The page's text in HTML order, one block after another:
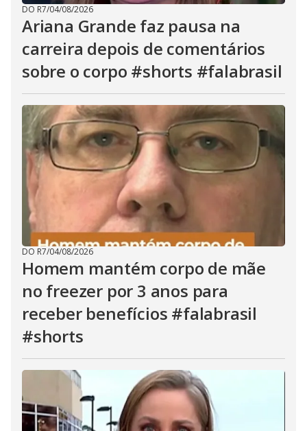
DO R7/04/08/2026
Ariana Grande faz pausa na
carreira depois de comentários
sobre o corpo #shorts #falabrasil
DO R7/04/08/2026
Homem mantém corpo de mãe
no freezer por 3 anos para
receber benefícios #falabrasil
#shorts